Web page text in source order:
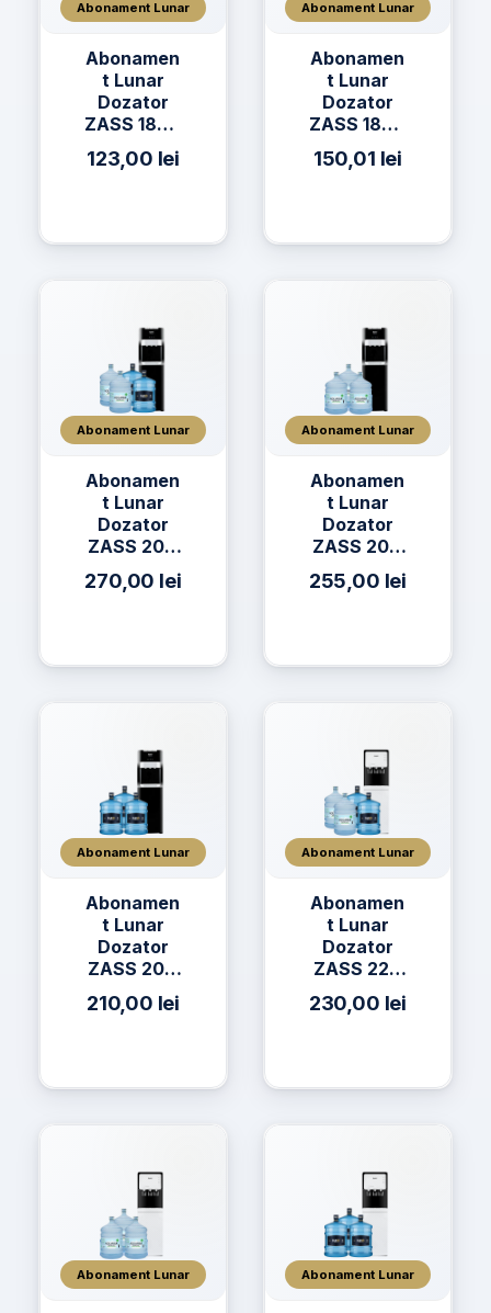
Abonament Lunar
Abonamen
t Lunar
Dozator
ZASS 18CR
h2on 11L
123,00 lei
Abonament Lunar
Abonamen
t Lunar
Dozator
ZASS 18CR
h2on 19L
150,01 lei
Abonament Lunar
Abonamen
t Lunar
Dozator
ZASS 20C
h2on 19L +
270,00 lei
Abonament Lunar
Abonamen
t Lunar
Dozator
ZASS 20C
AQUAVIA
255,00 lei
Abonament Lunar
Abonamen
t Lunar
Dozator
ZASS 20C
+ 3 x Apă
h2on 19L
210,00 lei
Abonament Lunar
Abonamen
t Lunar
Dozator
ZASS 22C
+ 2 x Apă
h2on 19L +
230,00 lei
Abonament Lunar Abonament Lunar